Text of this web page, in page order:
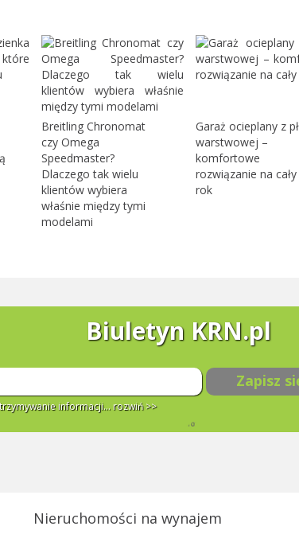
Breitling Chronomat
czy Omega
Speedmaster?
Dlaczego tak wielu
klientów wybiera
właśnie między tymi
modelami
Garaż ocieplany z
warstwowej –
komfortowe
rozwiązanie na cały
rok
Biuletyn KRN.pl
Zapisz
informacji... rozwiń >>
Nieruchomości na wynajem